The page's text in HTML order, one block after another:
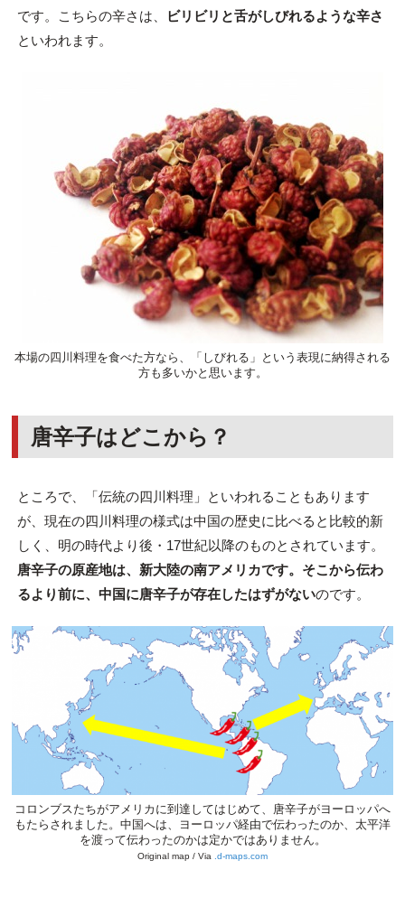
です。こちらの辛さは、
ビリビリと舌がしびれるような辛さ
といわれます。
本場の四川料理を食べた方なら、「しびれる」という表現に納得される
方も多いかと思います。
唐辛子はどこから？
ところで、「伝統の四川料理」といわれることもあります
が、現在の四川料理の様式は中国の歴史に比べると比較的新
しく、明の時代より後・17世紀以降のものとされています。
唐辛子の原産地は、新大陸の南アメリカです。そこから伝わ
るより前に、中国に唐辛子が存在したはずがないのです。
コロンブスたちがアメリカに到達してはじめて、唐辛子がヨーロッパへ
もたらされました。中国へは、ヨーロッパ経由で伝わったのか、太平洋
を渡って伝わったのかは定かではありません。
Original map / Via .d-maps.com